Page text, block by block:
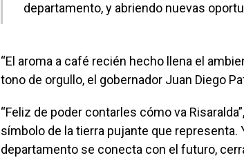
departamento, y abriendo nuevas
“El aroma a café recién hecho llena el
tono de orgullo, el gobernador Juan Diego
“Feliz de poder contarles cómo va
símbolo de la tierra pujante que representa.
departamento se conecta con el futuro,